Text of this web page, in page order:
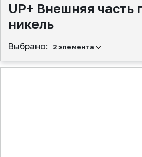
UP+ Внешняя часть
никель
Выбрано: 2элемента